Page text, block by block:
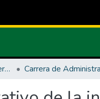
Facultad de Comercio Internacional, Integración, Administración y Economía Empresarial